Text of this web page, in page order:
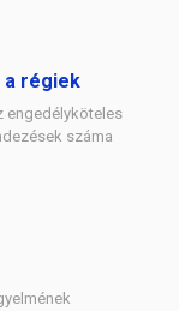
a régiek
engedélyköteles
száma